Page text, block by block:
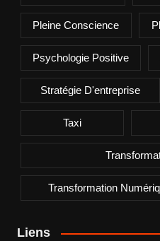
Pleine Conscience
Psychologie Positive
Stratégie D'entreprise
Taxi
Transformation
Liens